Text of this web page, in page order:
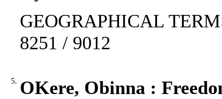
GEOGRAPHICAL
8251 / 9012
5. OKere, Obinna :